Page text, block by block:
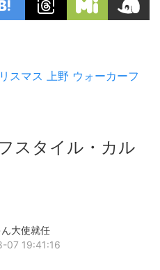
スマス 上野 ウォーカーフ
スタイル・カル
大使就任
07 19:41:16